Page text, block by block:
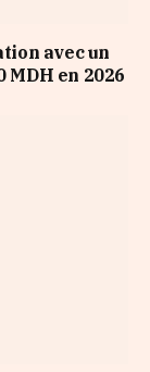
avec un
en 2026